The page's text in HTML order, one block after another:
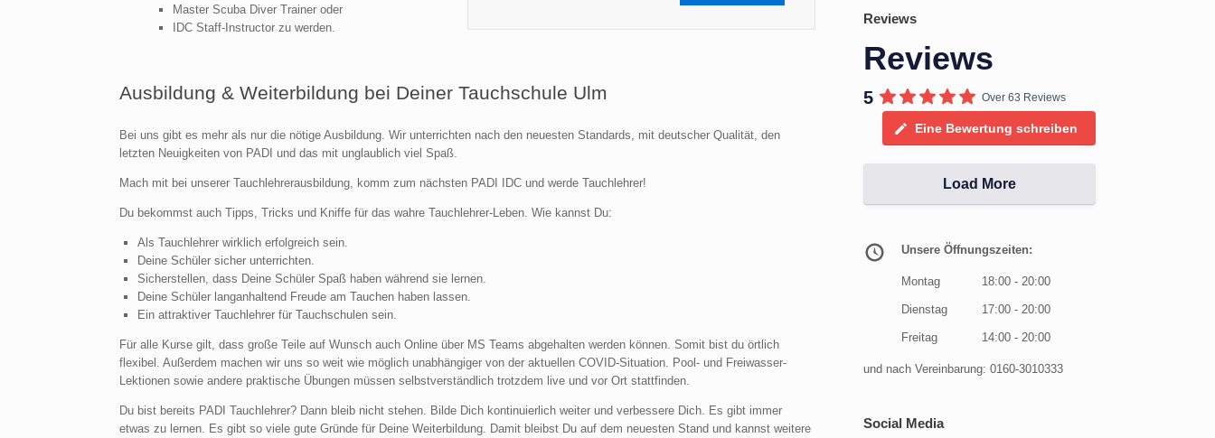
Master Scuba Diver Trainer oder
IDC Staff-Instructor zu werden.
Ausbildung & Weiterbildung bei Deiner Tauchschule Ulm
Bei uns gibt es mehr als nur die nötige Ausbildung. Wir unterrichten nach den neuesten Standards, mit deutscher Qualität, den
letzten Neuigkeiten von PADI und das mit unglaublich viel Spaß.
Mach mit bei unserer Tauchlehrerausbildung, komm zum nächsten PADI IDC und werde Tauchlehrer!
Du bekommst auch Tipps, Tricks und Kniffe für das wahre Tauchlehrer-Leben. Wie kannst Du:
Als Tauchlehrer wirklich erfolgreich sein.
Deine Schüler sicher unterrichten.
Sicherstellen, dass Deine Schüler Spaß haben während sie lernen.
Deine Schüler langanhaltend Freude am Tauchen haben lassen.
Ein attraktiver Tauchlehrer für Tauchschulen sein.
Für alle Kurse gilt, dass große Teile auf Wunsch auch Online über MS Teams abgehalten werden können. Somit bist du örtlich
flexibel. Außerdem machen wir uns so weit wie möglich unabhängiger von der aktuellen COVID-Situation. Pool- und Freiwasser-
Lektionen sowie andere praktische Übungen müssen selbstverständlich trotzdem live und vor Ort stattfinden.
Du bist bereits PADI Tauchlehrer? Dann bleib nicht stehen. Bilde Dich kontinuierlich weiter und verbessere Dich. Es gibt immer
etwas zu lernen. Es gibt so viele gute Gründe für Deine Weiterbildung. Damit bleibst Du auf dem neuesten Stand und kannst weitere
Reviews
Reviews
5 Over 63 Reviews
Eine Bewertung schreiben
Load More
Unsere Öffnungszeiten:
Montag 18:00 - 20:00
Dienstag 17:00 - 20:00
Freitag 14:00 - 20:00
und nach Vereinbarung: 0160-3010333
Social Media